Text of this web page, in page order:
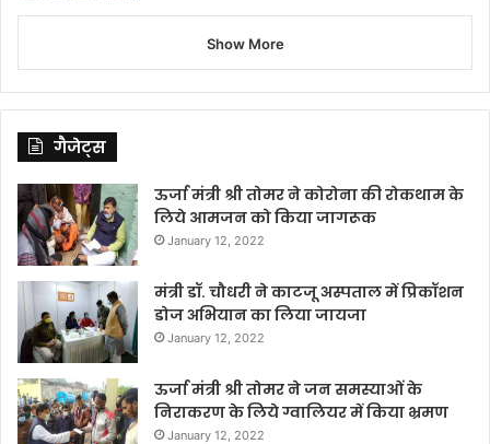
Show More
गैजेट्स
ऊर्जा मंत्री श्री तोमर ने कोरोना की रोकथाम के
लिये आमजन को किया जागरूक
January 12, 2022
मंत्री डॉ. चौधरी ने काटजू अस्पताल में प्रिकॉशन
डोज अभियान का लिया जायजा
January 12, 2022
ऊर्जा मंत्री श्री तोमर ने जन समस्याओं के
निराकरण के लिये ग्वालियर में किया भ्रमण
January 12, 2022